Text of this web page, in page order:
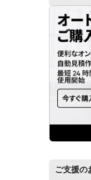
ご支援の